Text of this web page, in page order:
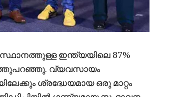
ഇന്ത്യയിലെ 87%
വ്യവസായം
ശ്രദ്ധേയമായ ഒരു മാറ്റം